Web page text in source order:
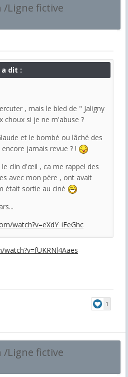
/Ligne fictive
a dit :
, mais le bled de " Jaligny
choux si je ne m'abuse ?
et le bombé ou lâché des
jamais revue ? !
clin d'œil , ca me rappel des
avec mon père , ont avait
était sortie au ciné
watch?v=eXdY_iFeGhc
1
/Ligne fictive